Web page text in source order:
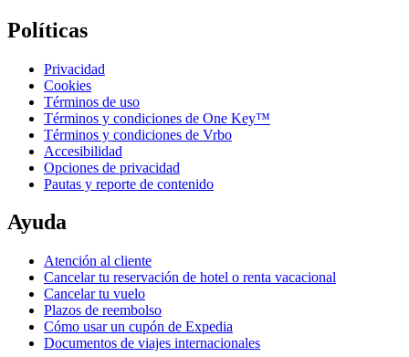
Políticas
Privacidad
Cookies
Términos de uso
Términos y condiciones de One Key™
Términos y condiciones de Vrbo
Accesibilidad
Opciones de privacidad
Pautas y reporte de contenido
Ayuda
Atención al cliente
Cancelar tu reservación de hotel o renta vacacional
Cancelar tu vuelo
Plazos de reembolso
Cómo usar un cupón de Expedia
Documentos de viajes internacionales